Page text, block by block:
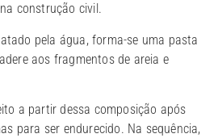
construção civil.
pela água, forma-se uma pasta
aos fragmentos de areia e
a partir dessa composição após
para ser endurecido. Na sequência,